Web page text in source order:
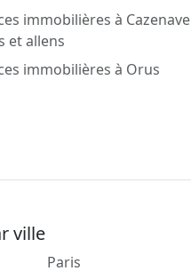
immobilières à Cazenave
et allens
immobilières à Orus
ville
Paris